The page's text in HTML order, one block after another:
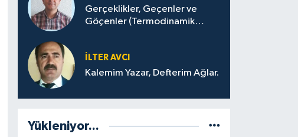
Gerçeklikler, Geçenler ve
Göçenler (Termodinamik
İLTER AVCI
Kalemim Yazar, Defterim Ağlar.
Yükleniyor...